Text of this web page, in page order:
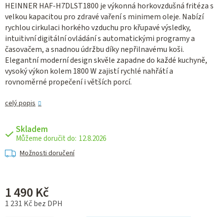
HEINNER HAF-H7DLST1800 je výkonná horkovzdušná fritéza s
velkou kapacitou pro zdravé vaření s minimem oleje. Nabízí
rychlou cirkulaci horkého vzduchu pro křupavé výsledky,
intuitivní digitální ovládání s automatickými programy a
časovačem, a snadnou údržbu díky nepřilnavému koši.
Elegantní moderní design skvěle zapadne do každé kuchyně,
vysoký výkon kolem 1800 W zajistí rychlé nahřátí a
rovnoměrné propečení i větších porcí.
celý popis
Skladem
12.8.2026
Možnosti doručení
1 490 Kč
1 231 Kč bez DPH